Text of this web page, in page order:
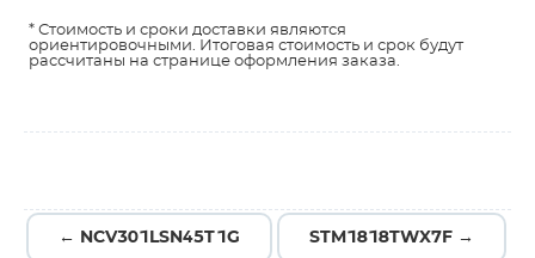
* Стоимость и сроки доставки являются
ориентировочными. Итоговая стоимость и срок будут
рассчитаны на странице оформления заказа.
← NCV301LSN45T1G STM1818TWX7F →